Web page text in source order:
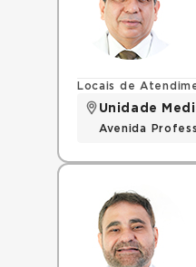
Locais de
Unidade
Avenida